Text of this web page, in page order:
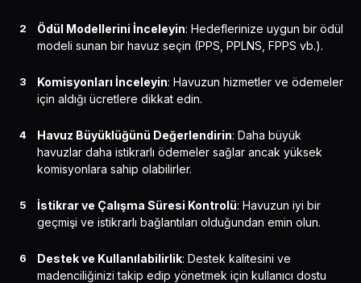
Ödül Modellerini İnceleyin: Hedeflerinize uygun bir ödül
modeli sunan bir havuz seçin (PPS, PPLNS, FPPS vb.).
Komisyonları İnceleyin: Havuzun hizmetler ve ödemeler
için aldığı ücretlere dikkat edin.
Havuz Büyüklüğünü Değerlendirin: Daha büyük
havuzlar daha istikrarlı ödemeler sağlar ancak yüksek
komisyonlara sahip olabilirler.
İstikrar ve Çalışma Süresi Kontrolü: Havuzun iyi bir
geçmişi ve istikrarlı bağlantıları olduğundan emin olun.
Destek ve Kullanılabilirlik: Destek kalitesini ve
madenciliğinizi takip edip yönetmek için kullanıcı dostu